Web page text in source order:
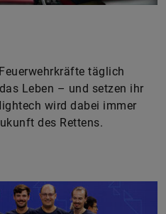
täglich
Leben – und setzen ihr
wird dabei immer
des Rettens.